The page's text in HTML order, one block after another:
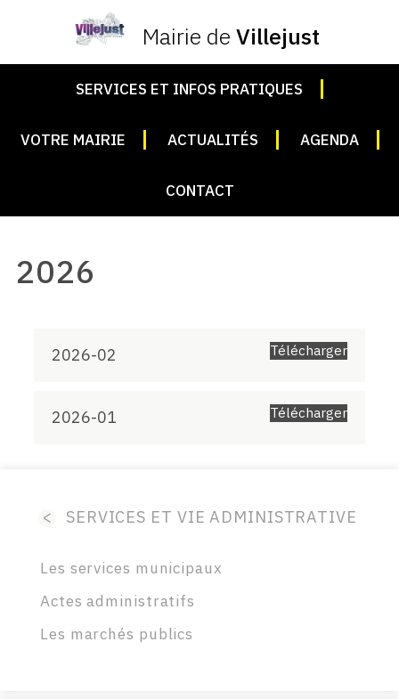
Mairie de Villejust
SERVICES ET INFOS PRATIQUES
VOTRE MAIRIE ACTUALITÉS AGENDA
CONTACT
2026
2026-02 Télécharger
2026-01 Télécharger
< SERVICES ET VIE ADMINISTRATIVE
Les services municipaux
Actes administratifs
Les marchés publics